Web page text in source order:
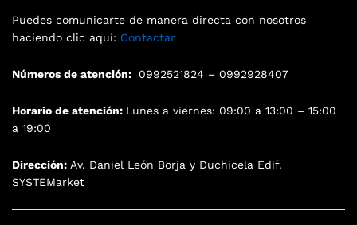
Puedes comunicarte de manera directa con nosotros
haciendo clic aquí: Contactar
Números de atención: 0992521824 – 0992928407
Horario de atención: Lunes a viernes: 09:00 a 13:00 – 15:00
a 19:00
Dirección: Av. Daniel León Borja y Duchicela Edif.
SYSTEMarket